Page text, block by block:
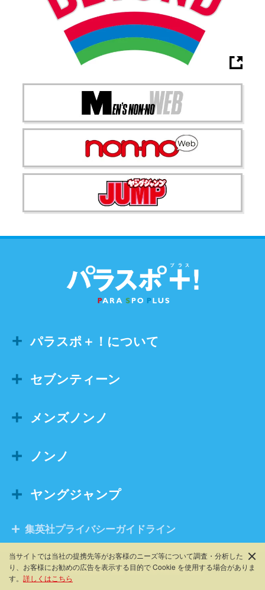
当サイトでは当社の提携先等がお客様のニーズ等について調査・分析した
り、お客様にお勧めの広告を表⽰する⽬的で Cookie を使⽤する場合がありま
す。 詳しくはこちら
パラスポ＋！について
セブンティーン
メンズノンノ
ノンノ
ヤングジャンプ
集英社プライバシーガイドライン
©SHUEISHA, ALL RIGHTS RESERVED.